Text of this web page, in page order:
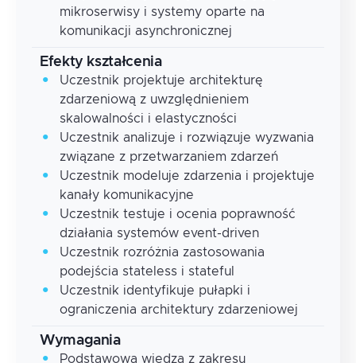
mikroserwisy i systemy oparte na
komunikacji asynchronicznej
Efekty kształcenia
Uczestnik projektuje architekturę
zdarzeniową z uwzględnieniem
skalowalności i elastyczności
Uczestnik analizuje i rozwiązuje wyzwania
związane z przetwarzaniem zdarzeń
Uczestnik modeluje zdarzenia i projektuje
kanały komunikacyjne
Uczestnik testuje i ocenia poprawność
działania systemów event-driven
Uczestnik rozróżnia zastosowania
podejścia stateless i stateful
Uczestnik identyfikuje pułapki i
ograniczenia architektury zdarzeniowej
Wymagania
Podstawowa wiedza z zakresu